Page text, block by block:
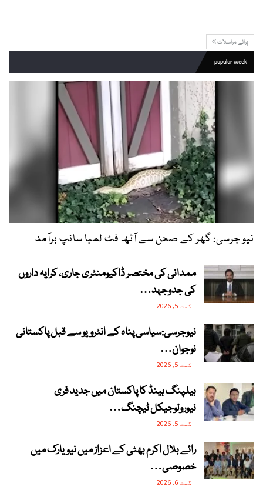
پرانے مراسلات
popular week
نیو جرسی: گھر کے صحن سے آٹھ فٹ لمبا سانپ برآمد
ممدانی کی مختصر ڈاکیومنٹری جاری، کرایہ داروں
کی جدوجہد…
اگست 5, 2026
نیوجرسی:سیاسی پناہ کے انٹرویو سے قبل پاکستانی
نوجوان…
اگست 5, 2026
ہیلپنگ ہینڈ کا پاکستان میں جدید فری
نیورولوجیکل ٹیچنگ…
اگست 5, 2026
رائے بلال اکرم بھٹی کے اعزاز میں نیویارک میں
خصوصی…
اگست 6, 2026